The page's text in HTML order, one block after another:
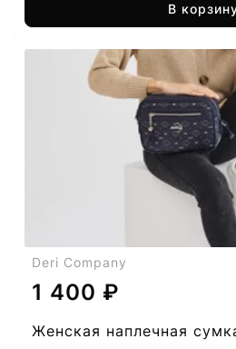
В
Deri Company
1 400 ₽
Женская наплечная